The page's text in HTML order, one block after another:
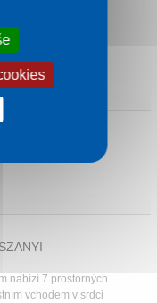
nabízí 7 prostorných
vchodem v srdci